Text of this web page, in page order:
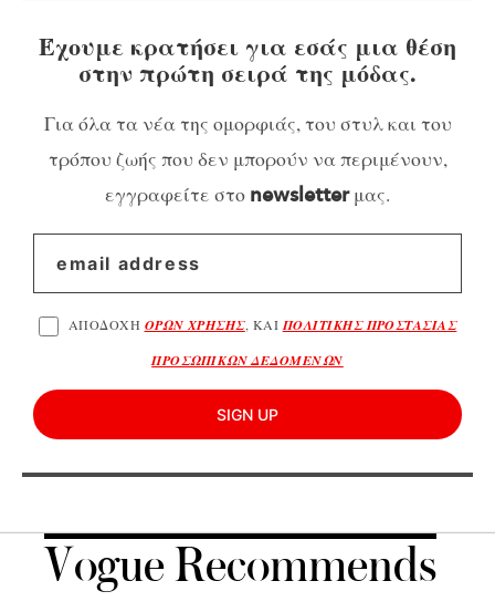
Έχουμε κρατήσει για εσάς μια θέση
στην πρώτη σειρά της μόδας.
Για όλα τα νέα της ομορφιάς, του στυλ και του
τρόπου ζωής που δεν μπορούν να περιμένουν,
εγγραφείτε στο newsletterμας.
ΑΠΟΔΟΧΗ ΟΡΩΝ ΧΡΗΣΗΣ, ΚΑΙ ΠΟΛΙΤΙΚΗΣ ΠΡΟΣΤΑΣΙΑΣ
ΠΡΟΣΩΠΙΚΩΝ ΔΕΔΟΜΕΝΩΝ
SIGN UP
Vogue Recommends